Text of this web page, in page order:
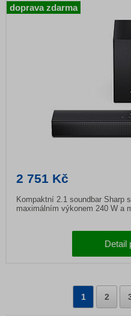
2 751 Kč
Kompaktní 2.1 soundbar Sharp
maximálním výkonem 240 W a
Detail
doprava zdarma
1 2